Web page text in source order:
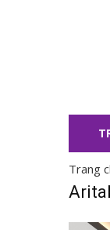
Trang